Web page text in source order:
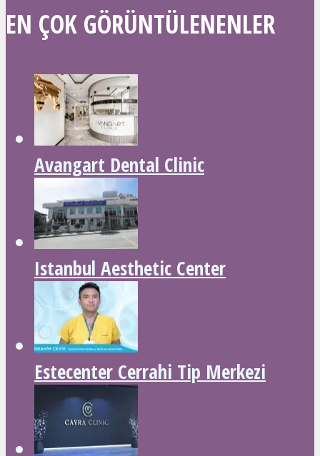
EN ÇOK GÖRÜNTÜLENENLER
Avangart Dental Clinic
Istanbul Aesthetic Center
Estecenter Cerrahi Tip Merkezi